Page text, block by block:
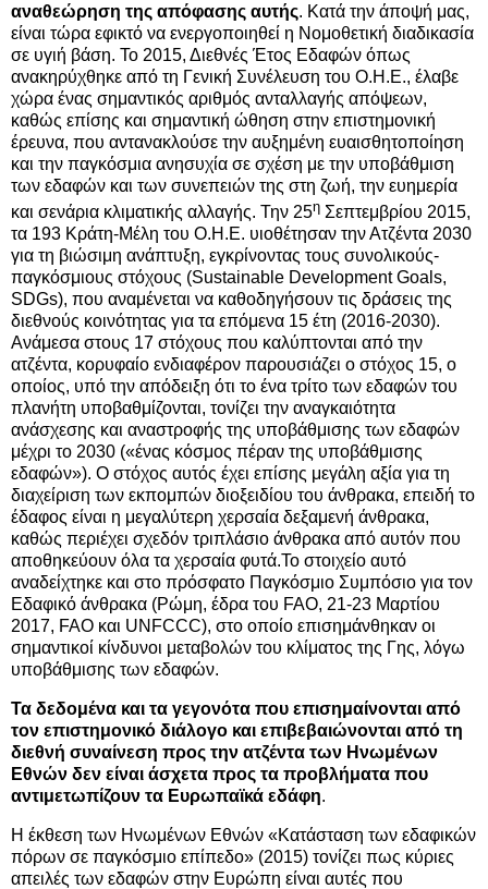
αναθεώρηση της απόφασης αυτής. Κατά την άποψή μας,
είναι τώρα εφικτό να ενεργοποιηθεί η Νομοθετική διαδικασία
σε υγιή βάση. Το 2015, Διεθνές Έτος Εδαφών όπως
ανακηρύχθηκε από τη Γενική Συνέλευση του Ο.Η.Ε., έλαβε
χώρα ένας σημαντικός αριθμός ανταλλαγής απόψεων,
καθώς επίσης και σημαντική ώθηση στην επιστημονική
έρευνα, που αντανακλούσε την αυξημένη ευαισθητοποίηση
και την παγκόσμια ανησυχία σε σχέση με την υποβάθμιση
των εδαφών και των συνεπειών της στη ζωή, την ευημερία
και σενάρια κλιματικής αλλαγής. Την 25η Σεπτεμβρίου 2015,
τα 193 Κράτη-Μέλη του Ο.Η.Ε. υιοθέτησαν την Ατζέντα 2030
για τη βιώσιμη ανάπτυξη, εγκρίνοντας τους συνολικούς-
παγκόσμιους στόχους (Sustainable Development Goals,
SDGs), που αναμένεται να καθοδηγήσουν τις δράσεις της
διεθνούς κοινότητας για τα επόμενα 15 έτη (2016-2030).
Ανάμεσα στους 17 στόχους που καλύπτονται από την
ατζέντα, κορυφαίο ενδιαφέρον παρουσιάζει ο στόχος 15, ο
οποίος, υπό την απόδειξη ότι το ένα τρίτο των εδαφών του
πλανήτη υποβαθμίζονται, τονίζει την αναγκαιότητα
ανάσχεσης και αναστροφής της υποβάθμισης των εδαφών
μέχρι το 2030 («ένας κόσμος πέραν της υποβάθμισης
εδαφών»). Ο στόχος αυτός έχει επίσης μεγάλη αξία για τη
διαχείριση των εκπομπών διοξειδίου του άνθρακα, επειδή το
έδαφος είναι η μεγαλύτερη χερσαία δεξαμενή άνθρακα,
καθώς περιέχει σχεδόν τριπλάσιο άνθρακα από αυτόν που
αποθηκεύουν όλα τα χερσαία φυτά.Το στοιχείο αυτό
αναδείχτηκε και στο πρόσφατο Παγκόσμιο Συμπόσιο για τον
Εδαφικό άνθρακα (Ρώμη, έδρα του FAO, 21-23 Μαρτίου
2017, FAO και UNFCCC), στο οποίο επισημάνθηκαν οι
σημαντικοί κίνδυνοι μεταβολών του κλίματος της Γης, λόγω
υποβάθμισης των εδαφών.
Τα δεδομένα και τα γεγονότα που επισημαίνονται από
τον επιστημονικό διάλογο και επιβεβαιώνονται από τη
διεθνή συναίνεση προς την ατζέντα των Ηνωμένων
Εθνών δεν είναι άσχετα προς τα προβλήματα που
αντιμετωπίζουν τα Ευρωπαϊκά εδάφη.
Η έκθεση των Ηνωμένων Εθνών «Κατάσταση των εδαφικών
πόρων σε παγκόσμιο επίπεδο» (2015) τονίζει πως κύριες
απειλές των εδαφών στην Ευρώπη είναι αυτές που